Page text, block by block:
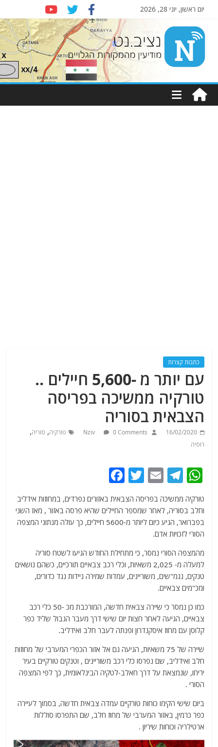
יום ראשון, יוני 28, 2026
Nziv.net
מודיעין
מהמקורות
כתבות קצרות
עם יותר מ -5,600 חיילים ..
טורקיה ממשיכה בפריסה
הצבאית בסוריה
16/02/2020
Nziv 0 Comments טורקיה, סוריה,
רוסיה
W
at
s
A
p
p
T
e
g
ra
m
E
ai
l
T
itt
er
c
e
o
o
k
טורקיה ממשיכה בפריסה הצבאית באזורים נפרדים, במחוזות אידליב
וחלב בסוריה, לאחר שמספר החיילים שהיא פרסה באזור , מאז השני
בפברואר, הגיע כיום ליותר מ-5600 חיילים, כך עולה מנתוני המצפה
הסורי לזכויות אדם.
מהמצפה הסורי נמסר, כי מתחילת החודש הגיעו לשטח סוריה
למעלה מ- 2,025 משאיות, וכלי רכב צבאיים תורכיים, כשהם נושאים
טנקים, נגמ"שים, משוריינים, עמדות שמירה ניידות נגד כדורים,
ומכ"מים צבאיים.
כמו כן נמסר כי שיירה צבאית חדשה, המורכבת מכ -50 כלי רכב
צבאיים, הגיעה לאחר חצות יום שישי דרך מעבר הגבול שליד כפר
קלוסן עם מחוז איסקנדרון ופנתה לעבר חלב ואידליב.
שיירה של 75 משאיות, הגיעה גם אל אזור הכפרי המערבי של מחוזות
חלב ואידליב, שם נפרסו כלי רכב משוריינים , וטנקים טורקיים בעיר
יריחו, שנמצאת על דרך חאלב-לטקיה הבינלאומית, כך לפי המצפה
הסורי .
ביום שישי הקימו כוחות טורקיים עמדה צבאית חדשה, בסמוך לעיירה
כפר כרמין, באזור המערבי של מחוז חלב, שם התפרסו סוללות
ארטילריה וכוחות שיריון .